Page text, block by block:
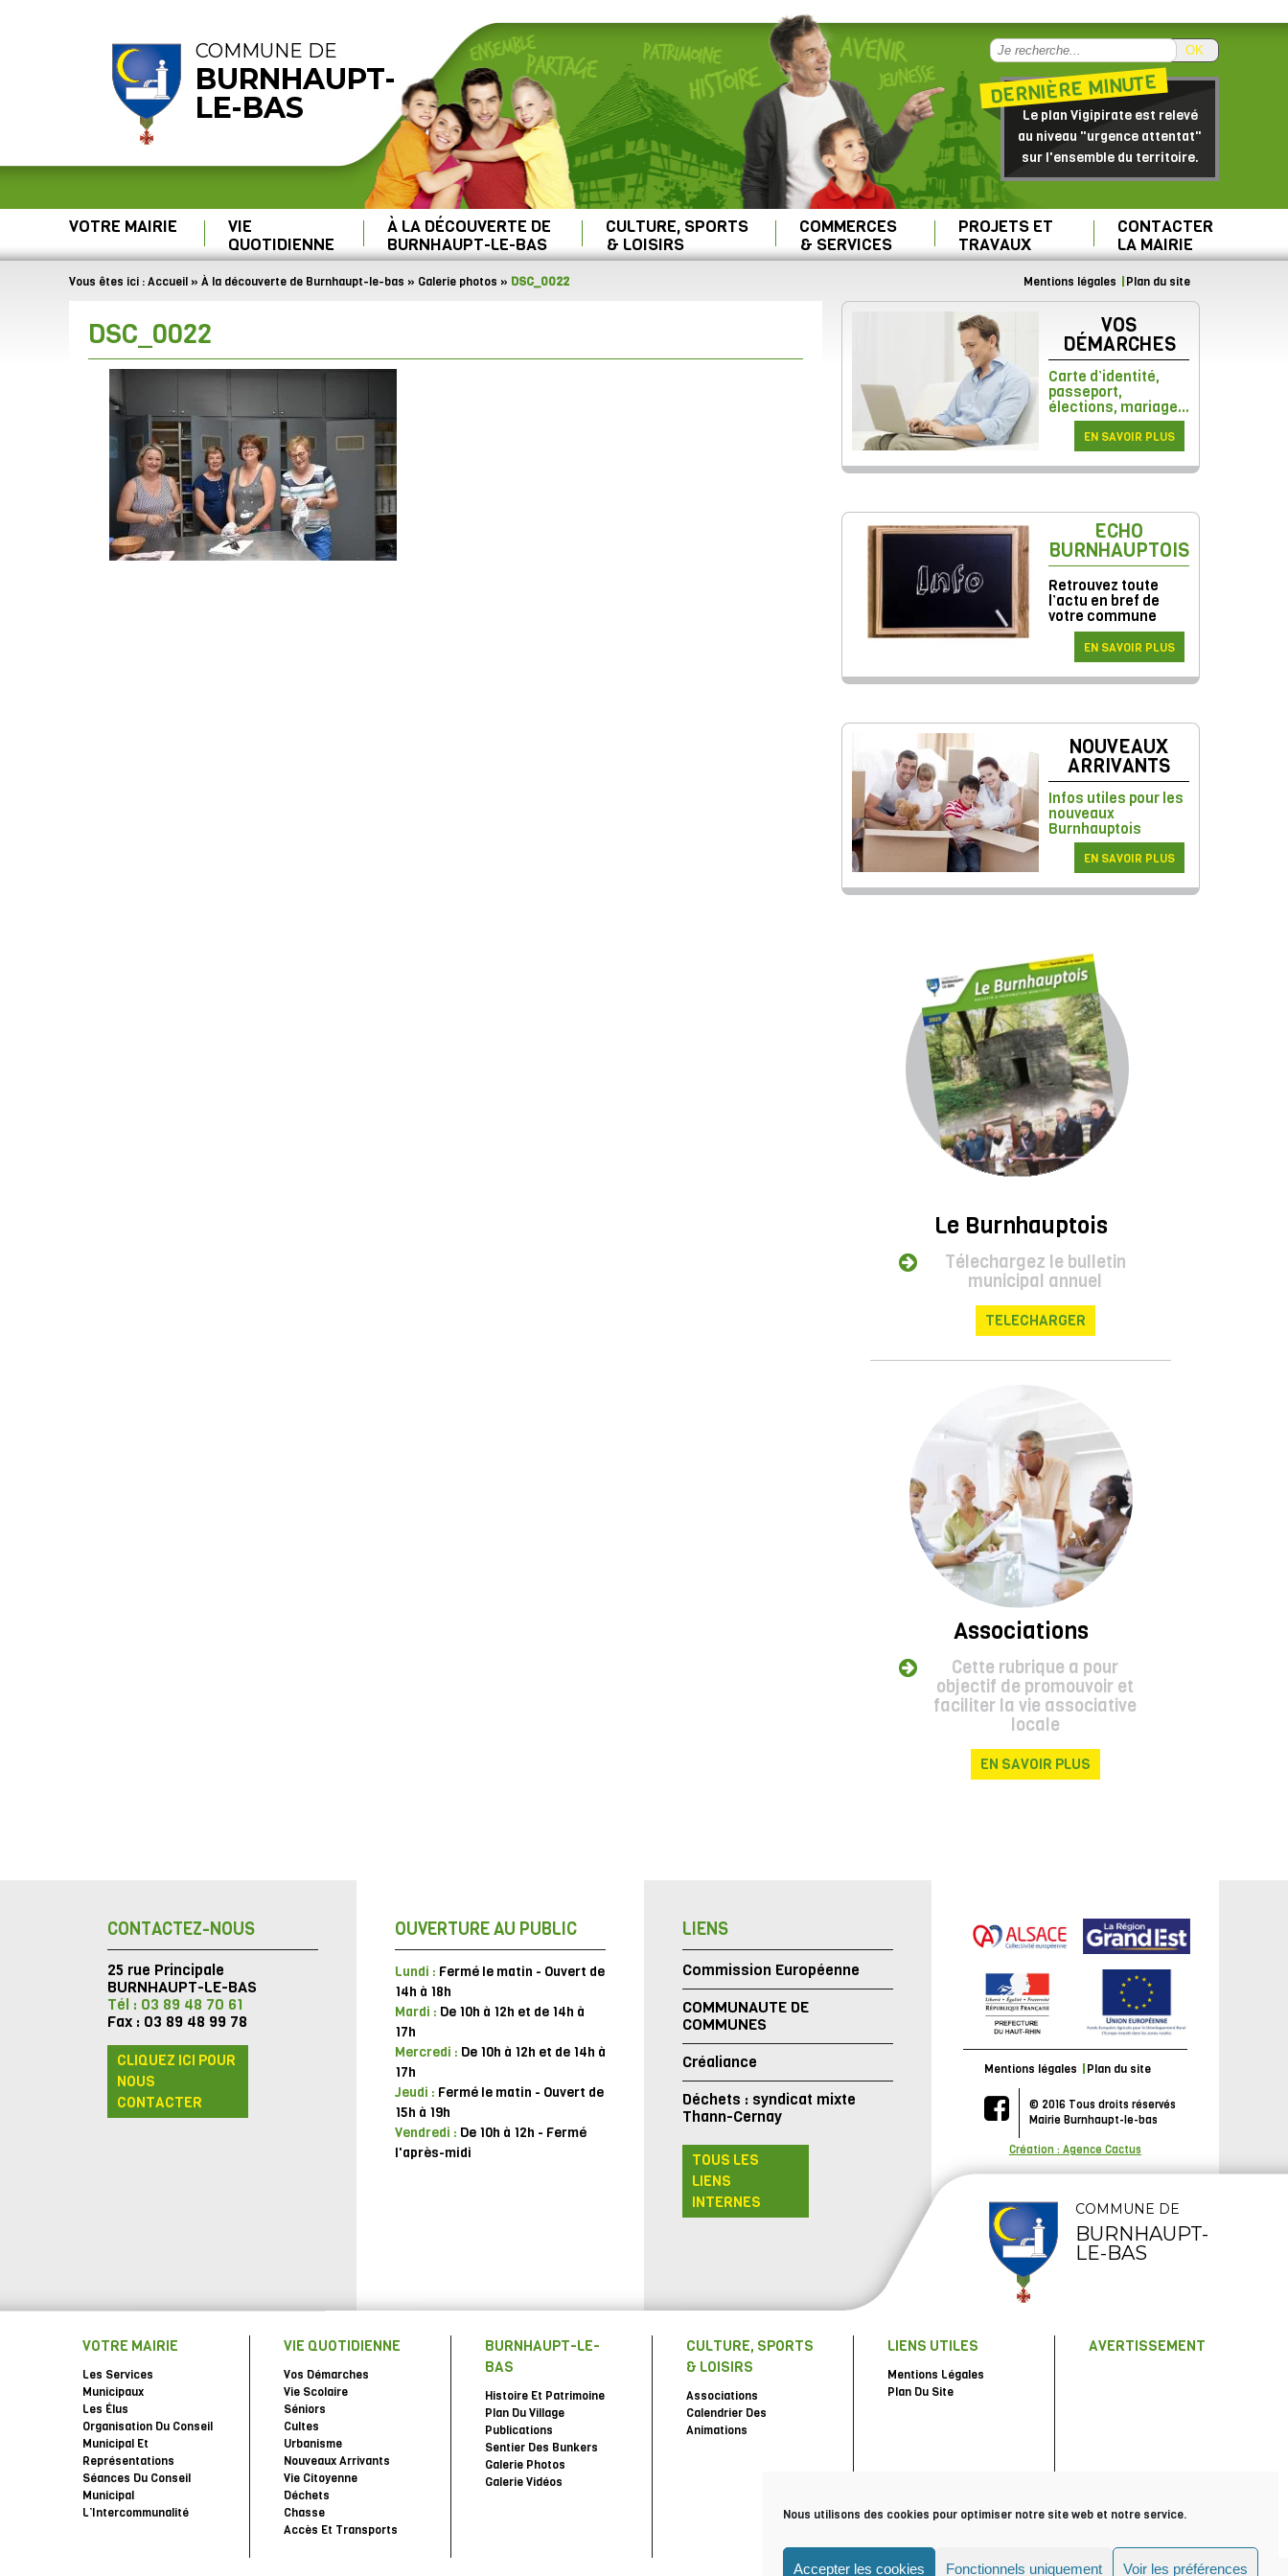
Nous utilisons des cookies pour optimiser notre site web et notre service.
Accepter les cookies Fonctionnels uniquement Voir les préférences
COMMUNE DE
BURNHAUPT-
LE-BAS
OK
DERNIÈRE MINUTE
Le plan Vigipirate est relevé
au niveau "urgence attentat"
sur l'ensemble du territoire.
VOTRE MAIRIE VIE
QUOTIDIENNE
À LA DÉCOUVERTE DE
BURNHAUPT-LE-BAS
CULTURE, SPORTS
& LOISIRS
COMMERCES
& SERVICES
PROJETS ET
TRAVAUX
CONTACTER
LA MAIRIE
Vous êtes ici :Accueil » À la découverte de Burnhaupt-le-bas » Galerie photos » DSC_0022 Mentions légales Plan du site
DSC_0022 VOS
DÉMARCHES
Carte d’identité,
passeport,
élections, mariage...
EN SAVOIR PLUS
ECHO
BURNHAUPTOIS
Retrouvez toute
l’actu en bref de
votre commune
EN SAVOIR PLUS
NOUVEAUX
ARRIVANTS
Infos utiles pour les
nouveaux
Burnhauptois
EN SAVOIR PLUS
Le Burnhauptois
Télechargez le bulletin
municipal annuel
TELECHARGER
Associations
Cette rubrique a pour
objectif de promouvoir et
faciliter la vie associative
locale
EN SAVOIR PLUS
CONTACTEZ-NOUS
25 rue Principale
BURNHAUPT-LE-BAS
Tél : 03 89 48 70 61
Fax : 03 89 48 99 78
CLIQUEZ ICI POUR
NOUS
CONTACTER
OUVERTURE AU PUBLIC
Lundi : Fermé le matin - Ouvert de
14h à 18h
Mardi : De 10h à 12h et de 14h à
17h
Mercredi : De 10h à 12h et de 14h à
17h
Jeudi : Fermé le matin - Ouvert de
15h à 19h
Vendredi : De 10h à 12h - Fermé
l'après-midi
LIENS
Commission Européenne
COMMUNAUTE DE
COMMUNES
Créaliance
Déchets : syndicat mixte
Thann-Cernay
TOUS LES
LIENS
INTERNES
Mentions légales Plan du site
© 2016 Tous droits réservés
Mairie Burnhaupt-le-bas
Création : Agence Cactus
COMMUNE DE
BURNHAUPT-
LE-BAS
VOTRE MAIRIE
Les Services
Municipaux
Les Élus
Organisation Du Conseil
Municipal Et
Représentations
Séances Du Conseil
Municipal
L’Intercommunalité
VIE QUOTIDIENNE
Vos Démarches
Vie Scolaire
Séniors
Cultes
Urbanisme
Nouveaux Arrivants
Vie Citoyenne
Déchets
Chasse
Accès Et Transports
BURNHAUPT-LE-
BAS
Histoire Et Patrimoine
Plan Du Village
Publications
Sentier Des Bunkers
Galerie Photos
Galerie Vidéos
CULTURE, SPORTS
& LOISIRS
Associations
Calendrier Des
Animations
LIENS UTILES
Mentions Légales
Plan Du Site
AVERTISSEMENT